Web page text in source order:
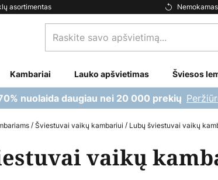
asortimentas
savo
Kambariai Lauko apšvietimas Šviesos
nuolaida daugiau nei 20 000 prekių
Šviestuvai vaikų kambariui Lubų šviestuvai vaikų
vaikų